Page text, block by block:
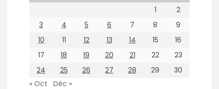
1
2
3
4 5 6 7 8
9
10
11 12 13 14 15
16
17
18 19 20 21 22
23
24
25 26 27 28 29
30
« Oct
Déc »